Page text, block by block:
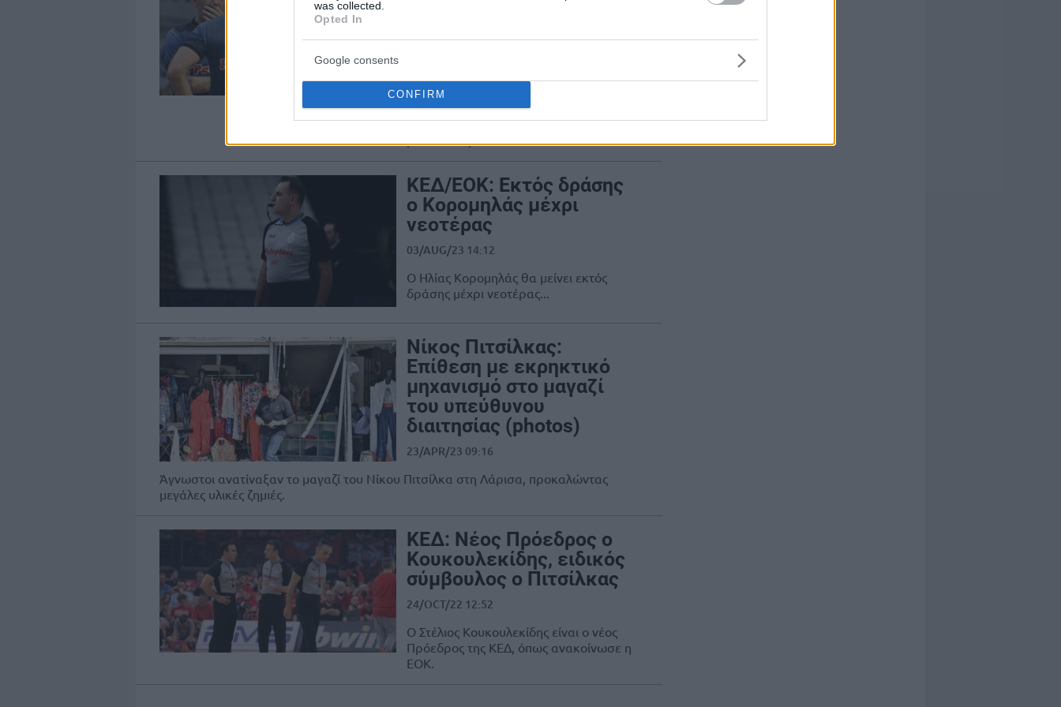
was collected.
Opted In
Google consents
CONFIRM
του Παναθηναϊκού
Η ΚΕΔ απέρριψε το αίτημα της ΚΑΕ
Παναθηναϊκός για νέα κλήρωση
διαιτητών ενόψει του τέταρτου τελικού
με τον Ολυμπιακό...
ΚΕΔ/ΕΟΚ: Εκτός δράσης
ο Κορομηλάς μέχρι
νεοτέρας
03/AUG/23 14:12
Ο Ηλίας Κορομηλάς θα μείνει εκτός
δράσης μέχρι νεοτέρας...
Νίκος Πιτσίλκας:
Επίθεση με εκρηκτικό
μηχανισμό στο μαγαζί
του υπεύθυνου
διαιτησίας (photos)
23/APR/23 09:16
Άγνωστοι ανατίναξαν το μαγαζί του Νίκου Πιτσίλκα στη Λάρισα, προκαλώντας
μεγάλες υλικές ζημιές.
ΚΕΔ: Νέος Πρόεδρος ο
Κουκουλεκίδης, ειδικός
σύμβουλος ο Πιτσίλκας
24/OCT/22 12:52
Ο Στέλιος Κουκουλεκίδης είναι ο νέος
Πρόεδρος της ΚΕΔ, όπως ανακοίνωσε η
ΕΟΚ.